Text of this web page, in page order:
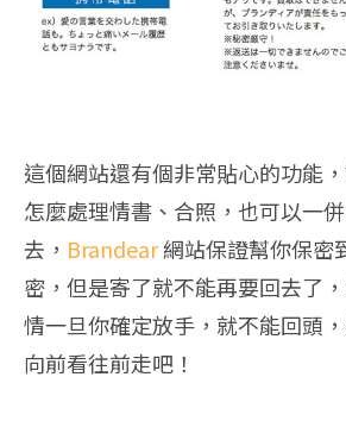
這個網站還有個非常貼心的功能
怎麼處理情書、合照，也可以一
去， Brandear網站保證幫你保密
密，但是寄了就不能再要回去了
情一旦你確定放手，就不能回頭
向前看往前走吧！